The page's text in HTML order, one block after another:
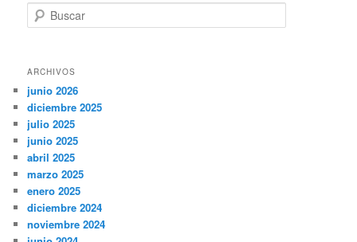
Buscar
ARCHIVOS
junio 2026
diciembre 2025
julio 2025
junio 2025
abril 2025
marzo 2025
enero 2025
diciembre 2024
noviembre 2024